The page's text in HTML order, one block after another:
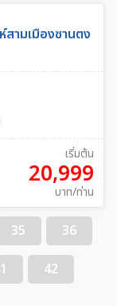
สามเมืองซานตง
เริ่มต้น
20,999
บาท/ท่าน
35
36
42